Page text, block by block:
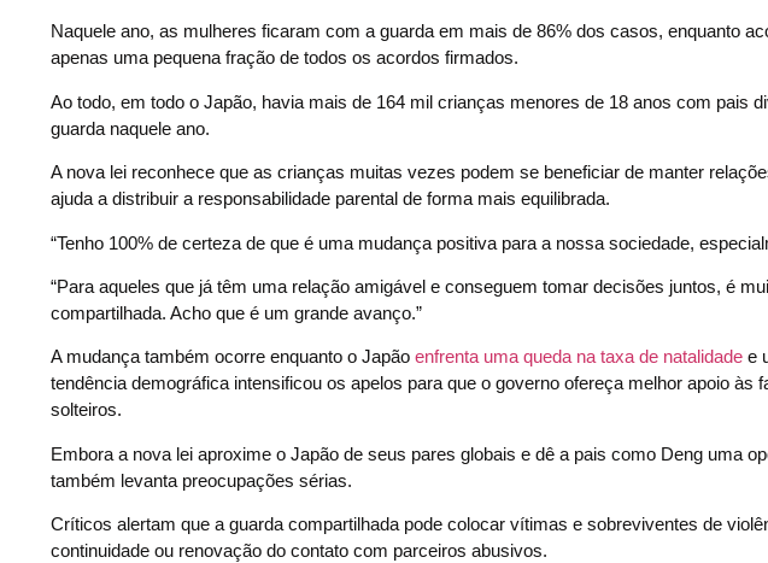
Naquele ano, as mulheres ficaram com a guarda em mais de 86% dos casos, enquanto
apenas uma pequena fração de todos os acordos firmados.
Ao todo, em todo o Japão, havia mais de 164 mil crianças menores de 18 anos com pais
guarda naquele ano.
A nova lei reconhece que as crianças muitas vezes podem se beneficiar de manter
ajuda a distribuir a responsabilidade parental de forma mais equilibrada.
“Tenho 100% de certeza de que é uma mudança positiva para a nossa sociedade,
“Para aqueles que já têm uma relação amigável e conseguem tomar decisões juntos, é
compartilhada. Acho que é um grande avanço.”
A mudança também ocorre enquanto o Japão enfrenta uma queda na taxa de natalidade e
tendência demográfica intensificou os apelos para que o governo ofereça melhor apoio às
solteiros.
Embora a nova lei aproxime o Japão de seus pares globais e dê a pais como Deng uma
também levanta preocupações sérias.
Críticos alertam que a guarda compartilhada pode colocar vítimas e sobreviventes de
continuidade ou renovação do contato com parceiros abusivos.